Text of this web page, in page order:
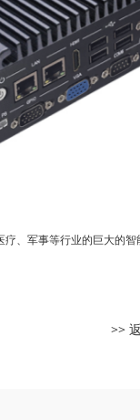
、军事等行业的巨大的智
>>